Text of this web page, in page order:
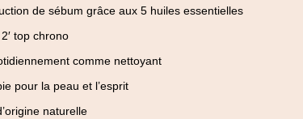
de sébum grâce aux 5 huiles essentielles
top chrono
comme nettoyant
pour la peau et l’esprit
naturelle